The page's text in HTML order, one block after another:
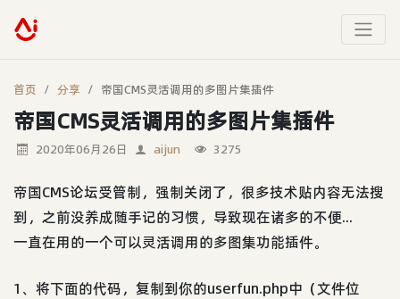
首页 分享 帝国CMS灵活调用的多图片集插件
帝国CMS灵活调用的多图片集插件
2020年06月26日 aijun 3275
帝国CMS论坛受管制，强制关闭了，很多技术贴内容无法搜
到，之前没养成随手记的习惯，导致现在诸多的不便...
一直在用的一个可以灵活调用的多图集功能插件。
1、将下面的代码，复制到你的userfun.php中（文件位